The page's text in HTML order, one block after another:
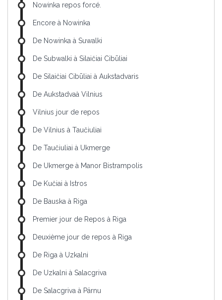
Nowinka repos forcé.
Encore à Nowinka
De Nowinka à Suwalki
De Subwalki à Silaičiai Cibūliai
De Silaičiai Cibūliai à Aukstadvaris
De Aukstadvaà Vilnius
Vilnius jour de repos
De Vilnius à Taučiuliai
De Taučiuliai à Ukmerge
De Ukmerge à Manor Bistrampolis
De Kučiai à Istros
De Bauska à Riga
Premier jour de Repos à Riga
Deuxième jour de repos à Riga
De Riga à Uzkalni
De Uzkalni à Salacgriva
De Salacgriva à Pärnu